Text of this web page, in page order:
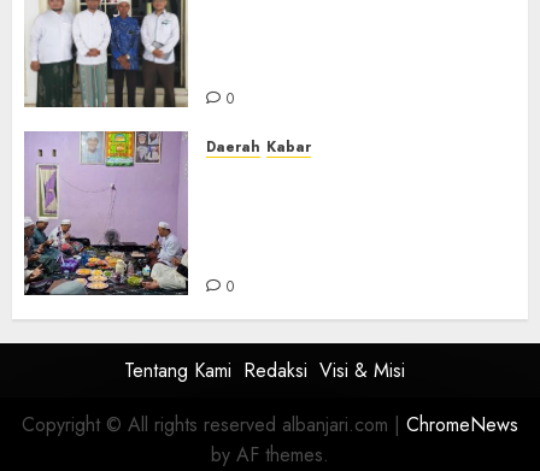
0
Daerah Kabar
0
Tentang Kami Redaksi Visi & Misi
Copyright © All rights reserved albanjari.com | ChromeNews
by AF themes.